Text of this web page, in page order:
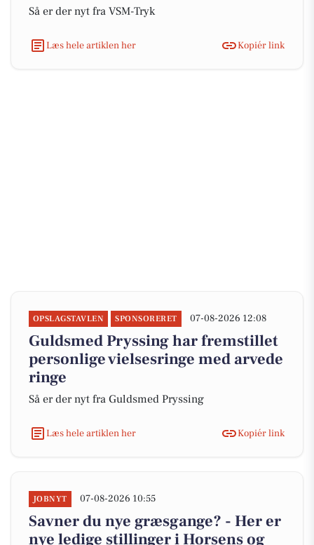
Så er der nyt fra VSM-Tryk
Læs hele artiklen her Kopiér link
OPSLAGSTAVLEN SPONSORERET 07-08-2026 12:08
Guldsmed Pryssing har fremstillet
personlige vielsesringe med arvede
ringe
Så er der nyt fra Guldsmed Pryssing
Læs hele artiklen her Kopiér link
JOBNYT 07-08-2026 10:55
Savner du nye græsgange? - Her er
nye ledige stillinger i Horsens og